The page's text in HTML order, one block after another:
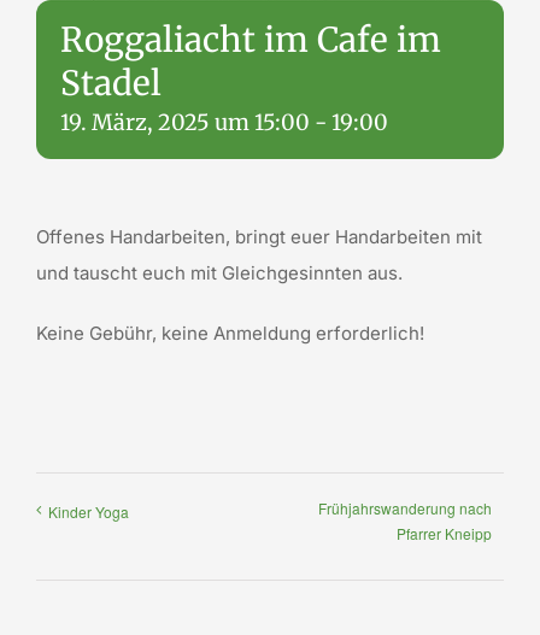
Roggaliacht im Cafe im
Stadel
19. März, 2025 um 15:00 - 19:00
Offenes Handarbeiten, bringt euer Handarbeiten mit
und tauscht euch mit Gleichgesinnten aus.
Keine Gebühr, keine Anmeldung erforderlich!
Kinder Yoga
Frühjahrswanderung nach
Pfarrer Kneipp